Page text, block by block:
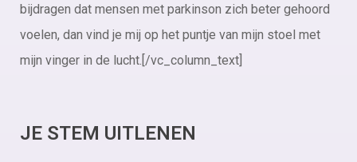
bijdragen dat mensen met parkinson zich beter gehoord
voelen, dan vind je mij op het puntje van mijn stoel met
mijn vinger in de lucht.[/vc_column_text]
JE STEM UITLENEN